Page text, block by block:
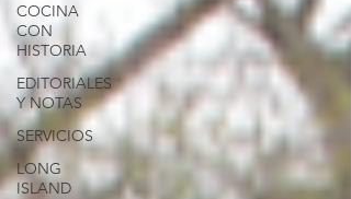
COCINA
CON
HISTORIA
EDITORIALES
Y NOTAS
SERVICIOS
LONG
ISLAND